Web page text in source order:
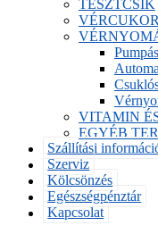
TESZTCSÍK
VITAMIN
EGYÉB
Szállítási
Szerviz
Kölcsönzés
Egészségpénztár
Kapcsolat